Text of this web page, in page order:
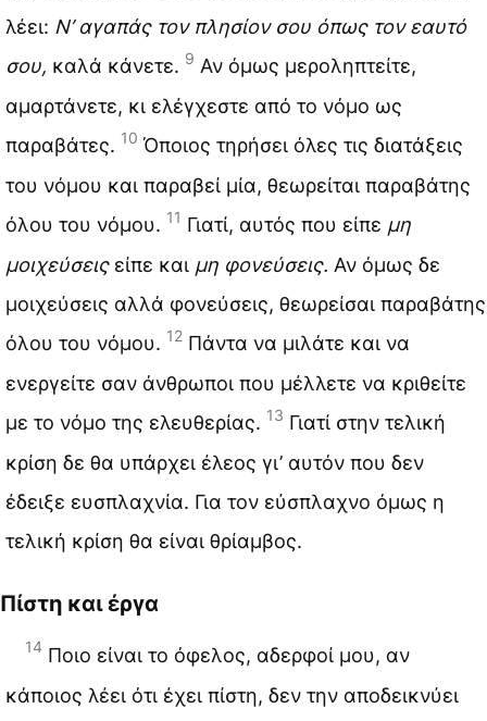
λέει: Ν’ αγαπάς τον πλησίον σου όπως τον εαυτό
σου, καλά κάνετε. 9 Αν όμως μεροληπτείτε,
αμαρτάνετε, κι ελέγχεστε από το νόμο ως
παραβάτες. 10 Όποιος τηρήσει όλες τις διατάξεις
του νόμου και παραβεί μία, θεωρείται παραβάτης
όλου του νόμου. 11 Γιατί, αυτός που είπε μη
μοιχεύσειςείπε και μη φονεύσεις. Αν όμως δε
μοιχεύσεις αλλά φονεύσεις, θεωρείσαι παραβάτης
όλου του νόμου. 12 Πάντα να μιλάτε και να
ενεργείτε σαν άνθρωποι που μέλλετε να κριθείτε
με το νόμο της ελευθερίας. 13 Γιατί στην τελική
κρίση δε θα υπάρχει έλεος γι’ αυτόν που δεν
έδειξε ευσπλαχνία. Για τον εύσπλαχνο όμως η
τελική κρίση θα είναι θρίαμβος.
Πίστη και έργα
14 Ποιο είναι το όφελος, αδερφοί μου, αν
κάποιος λέει ότι έχει πίστη, δεν την αποδεικνύει